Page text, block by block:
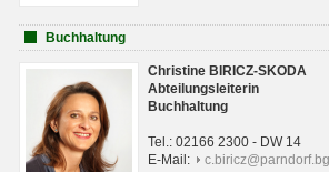
Buchhaltung
Christine BIRICZ-SKODA
Abteilungsleiterin
Buchhaltung
Tel.: 02166 2300 - DW 14
E-Mail: